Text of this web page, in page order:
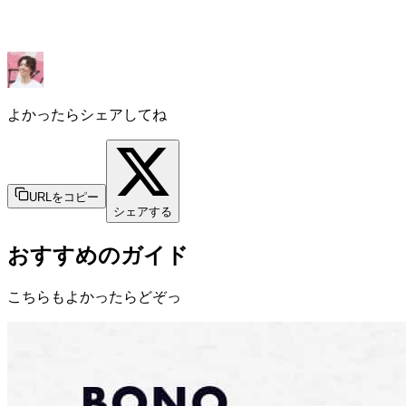
よかったらシェアしてね
URLをコピー
シェアする
おすすめのガイド
こちらもよかったらどぞっ